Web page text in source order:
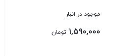
موجود در انبار
1,590,000 تومان